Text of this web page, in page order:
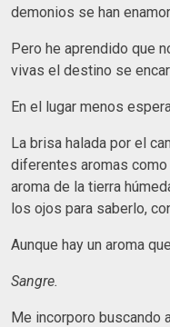
demonios se han
Pero he aprendido que
vivas el destino se
En el lugar menos
La brisa halada por el
diferentes aromas
aroma de la tierra
los ojos para saberlo,
Aunque hay un aroma
Sangre.
Me incorporo buscando